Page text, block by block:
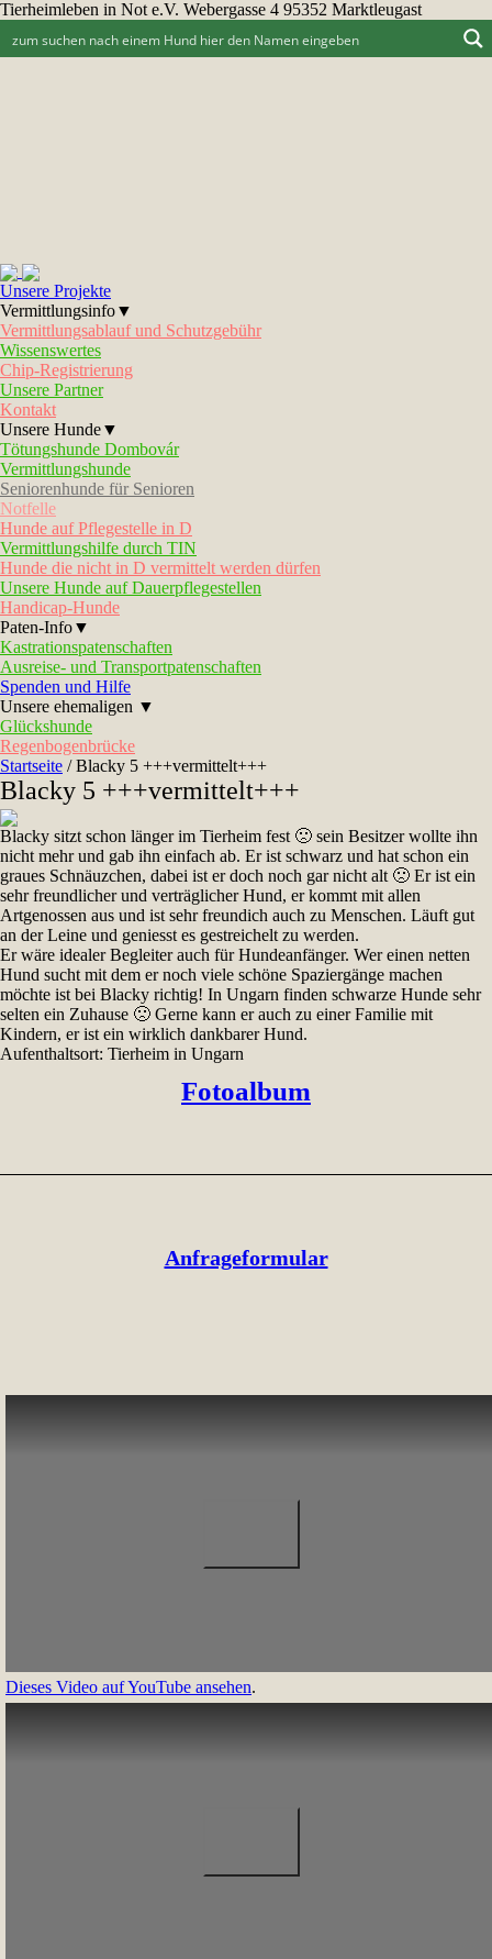
Tierheimleben in Not e.V. Webergasse 4 95352 Marktleugast
Unsere Projekte
Vermittlungsinfo▼
Vermittlungsablauf und Schutzgebühr
Wissenswertes
Chip-Registrierung
Unsere Partner
Kontakt
Unsere Hunde▼
Tötungshunde Dombovár
Vermittlungshunde
Seniorenhunde für Senioren
Notfelle
Hunde auf Pflegestelle in D
Vermittlungshilfe durch TIN
Hunde die nicht in D vermittelt werden dürfen
Unsere Hunde auf Dauerpflegestellen
Handicap-Hunde
Paten-Info▼
Kastrationspatenschaften
Ausreise- und Transportpatenschaften
Spenden und Hilfe
Unsere ehemaligen ▼
Glückshunde
Regenbogenbrücke
Startseite /Blacky 5 +++vermittelt+++
Blacky 5 +++vermittelt+++
Blacky sitzt schon länger im Tierheim fest 🙁 sein Besitzer wollte ihn
nicht mehr und gab ihn einfach ab. Er ist schwarz und hat schon ein
graues Schnäuzchen, dabei ist er doch noch gar nicht alt 🙁 Er ist ein
sehr freundlicher und verträglicher Hund, er kommt mit allen
Artgenossen aus und ist sehr freundich auch zu Menschen. Läuft gut
an der Leine und geniesst es gestreichelt zu werden.
Er wäre idealer Begleiter auch für Hundeanfänger. Wer einen netten
Hund sucht mit dem er noch viele schöne Spaziergänge machen
möchte ist bei Blacky richtig! In Ungarn finden schwarze Hunde sehr
selten ein Zuhause 🙁 Gerne kann er auch zu einer Familie mit
Kindern, er ist ein wirklich dankbarer Hund.
Aufenthaltsort: Tierheim in Ungarn
Fotoalbum
Anfrageformular
Dieses Video auf YouTube ansehen.